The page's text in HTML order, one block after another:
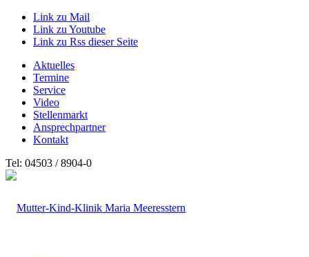
Link zu Mail
Link zu Youtube
Link zu Rss dieser Seite
Aktuelles
Termine
Service
Video
Stellenmarkt
Ansprechpartner
Kontakt
Tel: 04503 / 8904-0